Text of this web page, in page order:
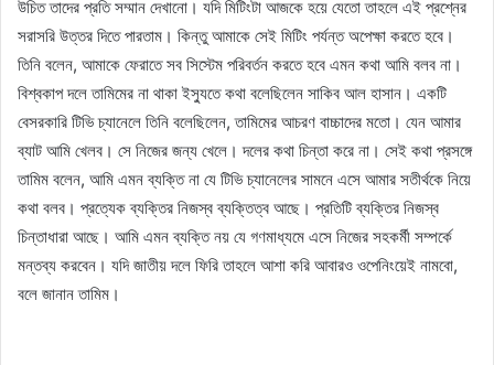
উচিত তাদের প্রতি সম্মান দেখানো। যদি মিটিংটা আজকে হয়ে যেতো তাহলে এই প্রশ্নের
সরাসরি উত্তর দিতে পারতাম। কিন্তু আমাকে সেই মিটিং পর্যন্ত অপেক্ষা করতে হবে।
তিনি বলেন, আমাকে ফেরাতে সব সিস্টেম পরিবর্তন করতে হবে এমন কথা আমি বলব না।
বিশ্বকাপ দলে তামিমের না থাকা ইস্যুতে কথা বলেছিলেন সাকিব আল হাসান। একটি
বেসরকারি টিভি চ্যানেলে তিনি বলেছিলেন, তামিমের আচরণ বাচ্চাদের মতো। যেন আমার
ব্যাট আমি খেলব। সে নিজের জন্য খেলে। দলের কথা চিন্তা করে না। সেই কথা প্রসঙ্গে
তামিম বলেন, আমি এমন ব্যক্তি না যে টিভি চ্যানেলের সামনে এসে আমার সতীর্থকে নিয়ে
কথা বলব। প্রত্যেক ব্যক্তির নিজস্ব ব্যক্তিত্ব আছে। প্রতিটি ব্যক্তির নিজস্ব
চিন্তাধারা আছে। আমি এমন ব্যক্তি নয় যে গণমাধ্যমে এসে নিজের সহকর্মী সম্পর্কে
মন্তব্য করবেন। যদি জাতীয় দলে ফিরি তাহলে আশা করি আবারও ওপেনিংয়েই নামবো,
বলে জানান তামিম।